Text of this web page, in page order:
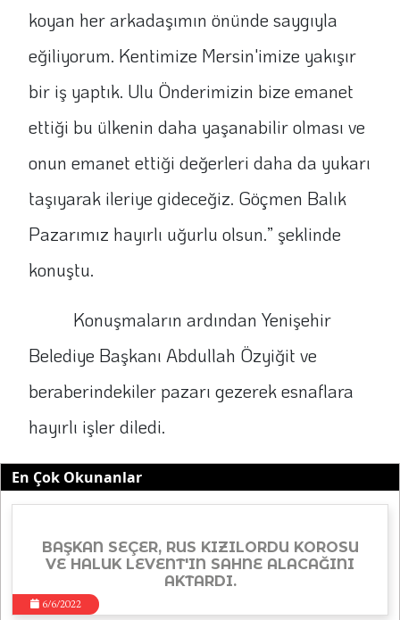
koyan her arkadaşımın önünde saygıyla
eğiliyorum. Kentimize Mersin'imize yakışır
bir iş yaptık. Ulu Önderimizin bize emanet
ettiği bu ülkenin daha yaşanabilir olması ve
onun emanet ettiği değerleri daha da yukarı
taşıyarak ileriye gideceğiz. Göçmen Balık
Pazarımız hayırlı uğurlu olsun.” şeklinde
konuştu.
Konuşmaların ardından Yenişehir
Belediye Başkanı Abdullah Özyiğit ve
beraberindekiler pazarı gezerek esnaflara
hayırlı işler diledi.
En Çok Okunanlar
BAŞKAN SEÇER, RUS KIZILORDU KOROSU
VE HALUK LEVENT'IN SAHNE ALACAĞINI
AKTARDI.
6/6/2022